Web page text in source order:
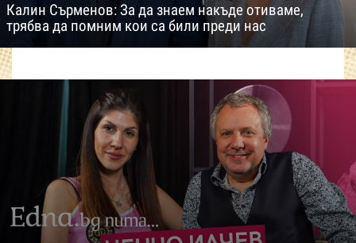
Калин Сърменов: За да знаем накъде отиваме,
трябва да помним кои са били преди нас